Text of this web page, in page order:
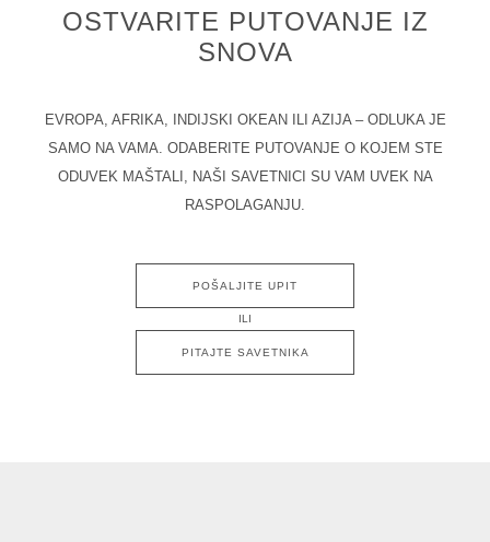
OSTVARITE PUTOVANJE IZ
SNOVA
EVROPA, AFRIKA, INDIJSKI OKEAN ILI AZIJA – ODLUKA JE
SAMO NA VAMA. ODABERITE PUTOVANJE O KOJEM STE
ODUVEK MAŠTALI, NAŠI SAVETNICI SU VAM UVEK NA
RASPOLAGANJU.
POŠALJITE UPIT
ILI
PITAJTE SAVETNIKA